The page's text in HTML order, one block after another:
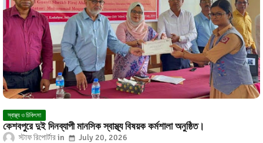
স্বাস্থ্য ও চিকিৎসা
কেশবপুরে দুই দিনব্যাপী মানসিক স্বাস্থ্য বিষয়ক কর্মশালা অনুষ্ঠিত।
স্টাফ রিপোর্টার July 20, 2026